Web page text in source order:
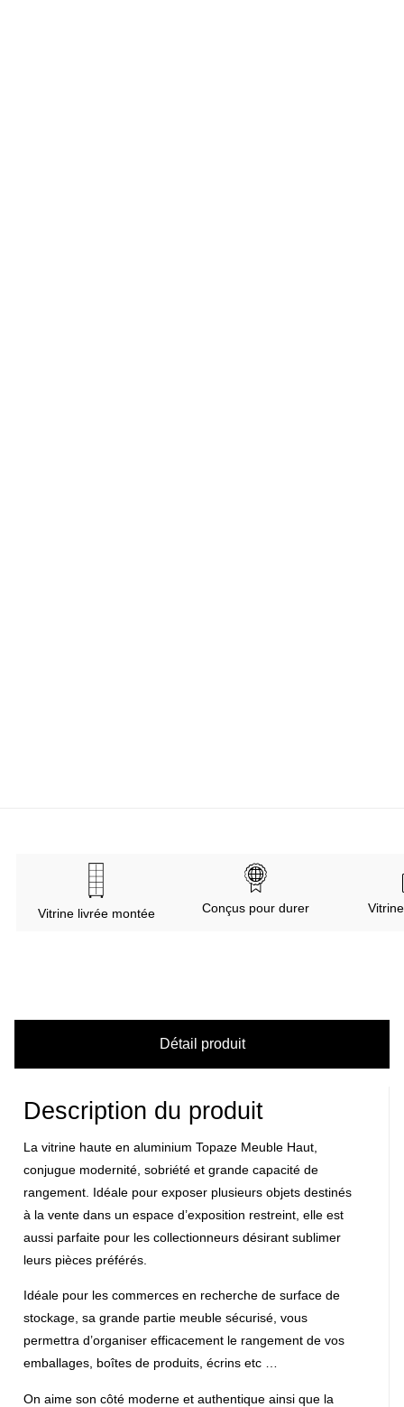
Vitrine livrée montée Conçus pour durer
Détail produit
Description du produit
La vitrine haute en aluminium Topaze Meuble Haut,
conjugue modernité, sobriété et grande capacité de
rangement . Idéale pour exposer plusieurs objets destinés
à la vente dans un espace d’exposition restreint, elle est
aussi parfaite pour les collectionneurs désirant sublimer
leurs pièces préférés.
Idéale pour les commerces en recherche de surface de
stockage, sa grande partie meuble sécurisé, vous
permettra d’organiser efficacement le rangement de vos
emballages, boîtes de produits, écrins etc …
On aime son côté moderne et authentique ainsi que la